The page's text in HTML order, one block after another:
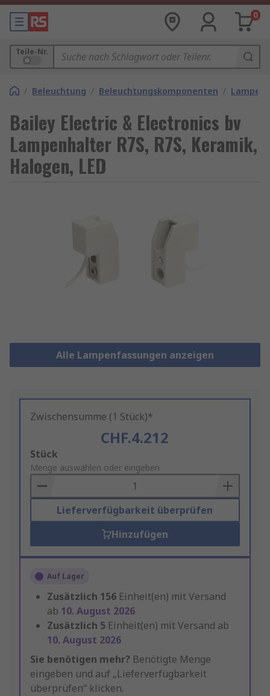
0
Teile-Nr.
/ Beleuchtung / Beleuchtungskomponenten /
Bailey Electric & Electronics bv
Lampenhalter R7S, R7S, Keramik,
Halogen, LED
Alle Lampenfassungen anzeigen
Zwischensumme (1 Stück)*
CHF.4.212
Add
to
Basket
Stück
Menge auswählen oder eingeben
Lieferverfügbarkeit überprüfen
Hinzufügen
Auf Lager
Zusätzlich 156 Einheit(en) mit Versand
ab 10. August 2026
Zusätzlich 5 Einheit(en) mit Versand ab
10. August 2026
Sie benötigen mehr? Benötigte Menge
eingeben und auf „Lieferverfügbarkeit
überprüfen“ klicken.